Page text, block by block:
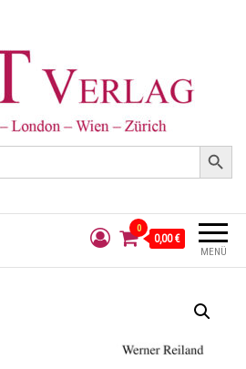
Search Button
MENÜ
0
0,00 €